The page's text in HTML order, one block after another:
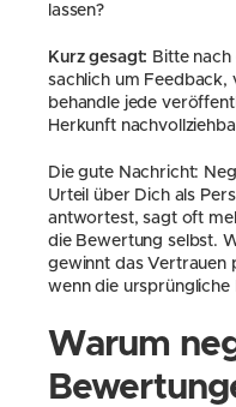
lassen?
Kurz gesagt: Bitte nach
sachlich um Feedback,
behandle jede
Herkunft
Die gute Nachricht:
Urteil über Dich als
antwortest, sagt oft
die Bewertung selbst.
gewinnt das Vertrauen
wenn die
Warum